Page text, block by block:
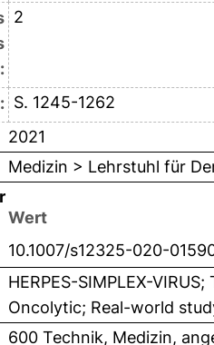
2
S. 1245-1262
2021
Medizin > Lehrstuhl für
Wert
10.1007/s12325-020-
HERPES-SIMPLEX-
Oncolytic; Real-world
600 Technik, Medizin,